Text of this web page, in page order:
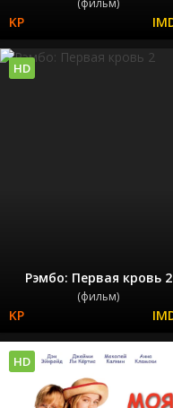
Рэмбо: Первая кровь 2
(фильм)
HD
HD